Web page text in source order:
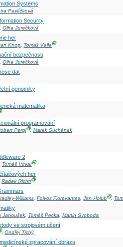
Systems
Pavlíčková
Security
, Olha Jurečková
her
Knop, Tomáš VallaⒼ
bezpečnosti
, Olha Jurečková
dat
genomiky
matematika
programování
PerglⒼ, Marek Suchánek
2
Tomáš VitvarⒼ
her
Radek RichtrⒼ
Williams, Foivos Fioravantes, Jan HolubⒼ,
Janoušek, Tomáš Pecka, Martin Svoboda
ve strojovém učení
, Ondřej Tichý
zpracování obrazu